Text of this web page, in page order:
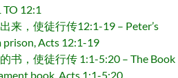
TO 12:1
来，使徒行传12:1-19 – Peter’s
prison, Acts 12:1-19
书，使徒行传 1:1-5:20 – The Book
book, Acts 1:1-5:20